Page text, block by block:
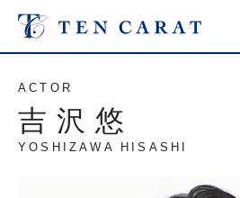
ACTOR
吉沢悠
YOSHIZAWA HISASHI